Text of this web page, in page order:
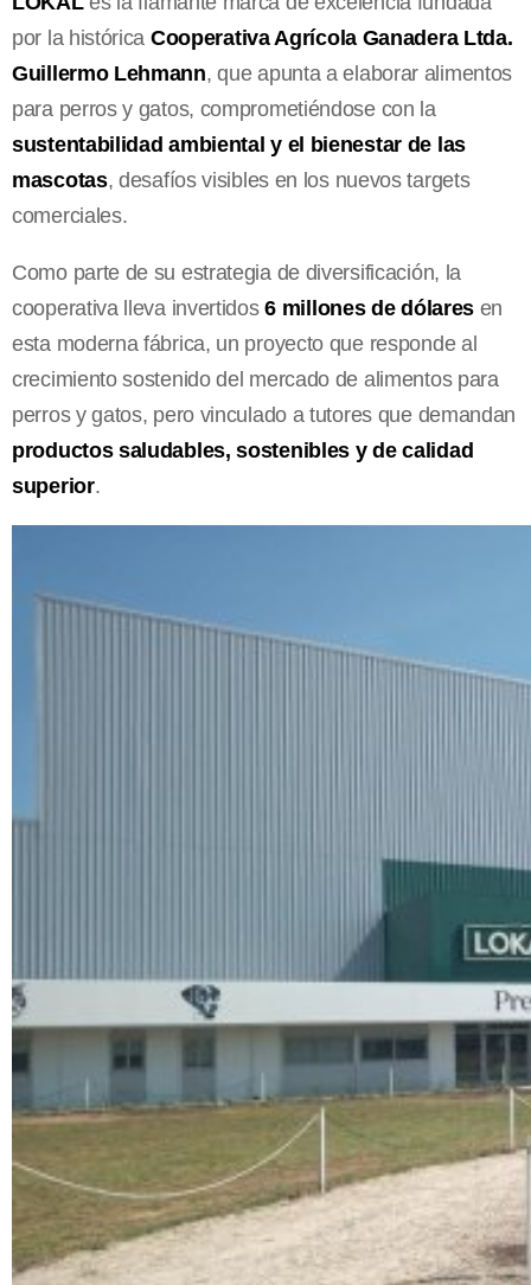
por la histórica Cooperativa Agrícola Ganadera Ltda.
Guillermo Lehmann, que apunta a elaborar alimentos
para perros y gatos, comprometiéndose con la
sustentabilidad ambiental y el bienestar de las
mascotas, desafíos visibles en los nuevos targets
comerciales.
Como parte de su estrategia de diversificación, la
cooperativa lleva invertidos6 millones de dólares en
esta moderna fábrica, un proyecto que responde al
crecimiento sostenido del mercado de alimentos para
perros y gatos, pero vinculado a tutores que demandan
productos saludables, sostenibles y de calidad
superior.